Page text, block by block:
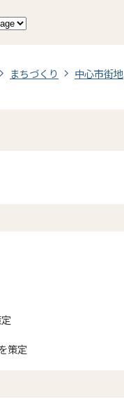
まちづくり 中心市街地
策定